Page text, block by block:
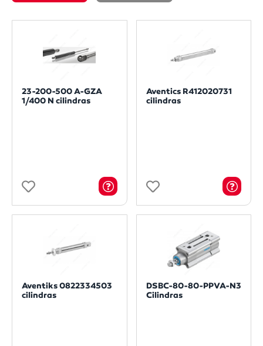
23-200-500 A-GZA
1/400 N cilindras
Aventics R412020731
cilindras
Aventiks 0822334503
cilindras
DSBC-80-80-PPVA-N3
Cilindras